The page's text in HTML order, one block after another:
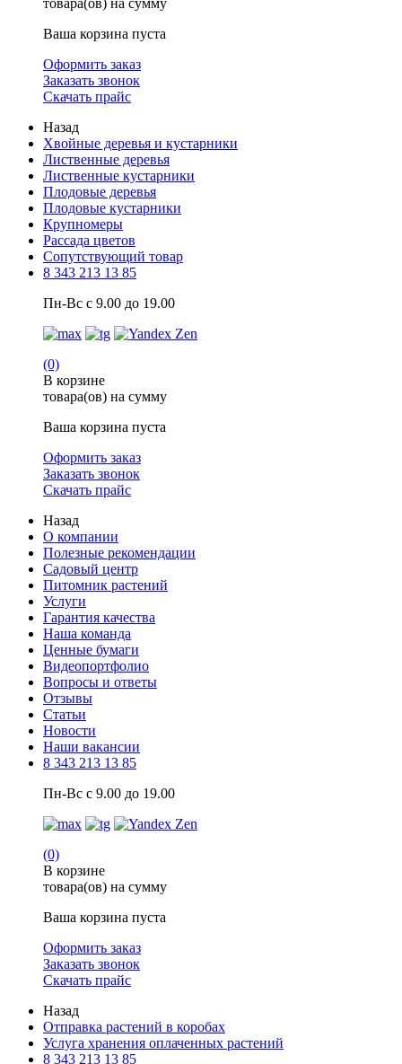
товара(ов) на сумму
Ваша корзина пуста
Оформить заказ
Заказать звонок
Скачать прайс
Назад
Хвойные деревья и кустарники
Лиственные деревья
Лиственные кустарники
Плодовые деревья
Плодовые кустарники
Крупномеры
Рассада цветов
Сопутствующий товар
8 343 213 13 85
Пн-Вс с 9.00 до 19.00
(0)
В корзине
товара(ов) на сумму
Ваша корзина пуста
Оформить заказ
Заказать звонок
Скачать прайс
Назад
О компании
Полезные рекомендации
Садовый центр
Питомник растений
Услуги
Гарантия качества
Наша команда
Ценные бумаги
Видеопортфолио
Вопросы и ответы
Отзывы
Статьи
Новости
Наши вакансии
8 343 213 13 85
Пн-Вс с 9.00 до 19.00
(0)
В корзине
товара(ов) на сумму
Ваша корзина пуста
Оформить заказ
Заказать звонок
Скачать прайс
Назад
Отправка растений в коробах
Услуга хранения оплаченных растений
8 343 213 13 85